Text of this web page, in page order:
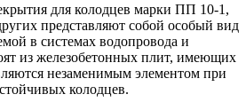
для колодцев марки ПП 10-1,
представляют собой особый вид
в системах водопровода и
из железобетонных плит, имеющих
незаменимым элементом при
колодцев.